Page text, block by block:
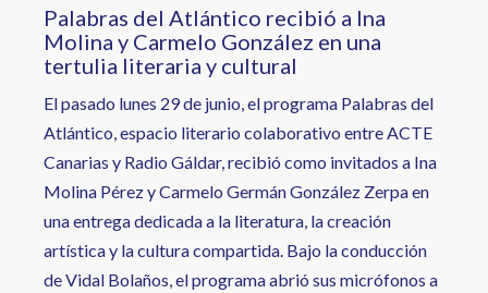
Palabras del Atlántico recibió a Ina
Molina y Carmelo González en una
tertulia literaria y cultural
El pasado lunes 29 de junio, el programa Palabras del
Atlántico, espacio literario colaborativo entre ACTE
Canarias y Radio Gáldar, recibió como invitados a Ina
Molina Pérez y Carmelo Germán González Zerpa en
una entrega dedicada a la literatura, la creación
artística y la cultura compartida. Bajo la conducción
de Vidal Bolaños, el programa abrió sus micrófonos a